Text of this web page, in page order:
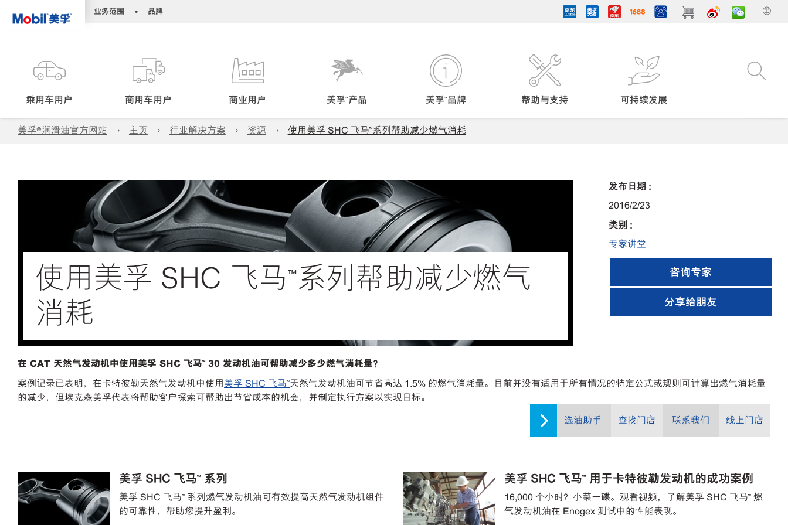
业务范围 • 品牌
乘用车用户 商用车用户 商业用户 美孚™产品 美孚™品牌 帮助与支持 可持续发展
美孚®润滑油官方网站 主页 行业解决方案 资源 使用美孚 SHC 飞马™系列帮助减少燃气消耗
选油助手 查找门店 联系我们 线上门店
使用美孚 SHC 飞马™系列帮助减少燃气
消耗
发布日期 :
2016/2/23
类别 :
专家讲堂
咨询专家
分享给朋友
在 CAT 天然气发动机中使用美孚 SHC 飞马™ 30 发动机油可帮助减少多少燃气消耗量？
案例记录已表明，在卡特彼勒天然气发动机中使用美孚 SHC 飞马™天然气发动机油可节省高达 1.5% 的燃气消耗量。目前并没有适用于所有情况的特定公式或规则可计算出燃气消耗量
的减少，但埃克森美孚代表将帮助客户探索可帮助出节省成本的机会，并制定执行方案以实现目标。
美孚 SHC 飞马™ 系列
美孚 SHC 飞马™ 系列燃气发动机油可有效提高天然气发动机组件
的可靠性，帮助您提升盈利。
美孚 SHC 飞马™ 用于卡特彼勒发动机的成功案例
16,000 个小时？小菜一碟。观看视频，了解美孚 SHC 飞马™ 燃
气发动机油在 Enogex 测试中的性能表现。